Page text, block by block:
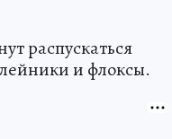
распускаться
и флоксы.